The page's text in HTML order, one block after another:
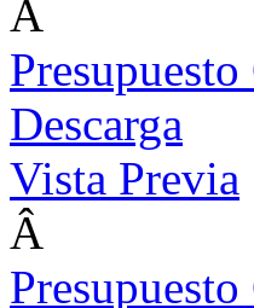
Â
Descarga
Vista Previa
Â